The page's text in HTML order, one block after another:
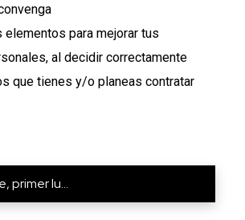
elementos para mejorar tus
al decidir correctamente
que tienes y/o planeas contratar
primer lu...